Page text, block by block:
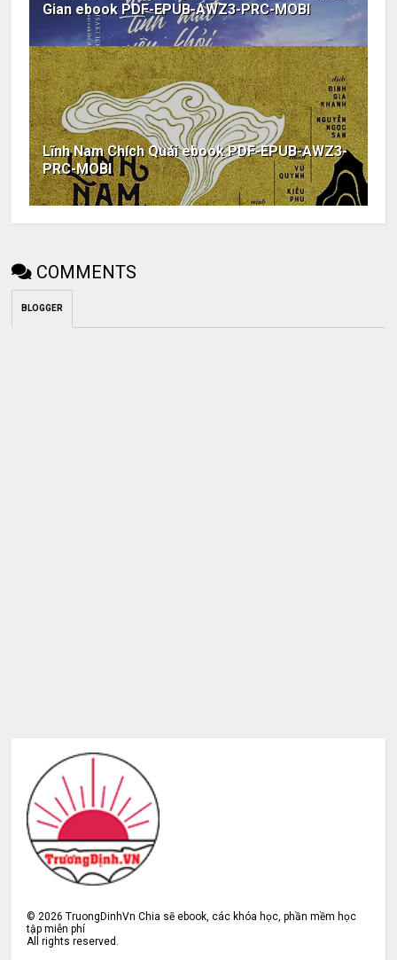
Gian ebook PDF-EPUB-AWZ3-PRC-MOBI
Lĩnh Nam Chích Quái ebook PDF-EPUB-AWZ3-
PRC-MOBI
COMMENTS
BLOGGER
©2026 TruongDinhVn Chia sẽ ebook, các khóa học, phần mềm học
tập miễn phí
All rights reserved.